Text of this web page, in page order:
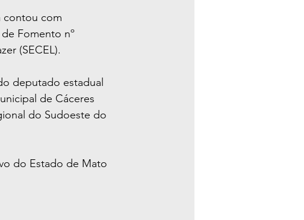
contou com
Fomento nº
(SECEL).
deputado estadual
de Cáceres
do Sudoeste do
do Estado de Mato